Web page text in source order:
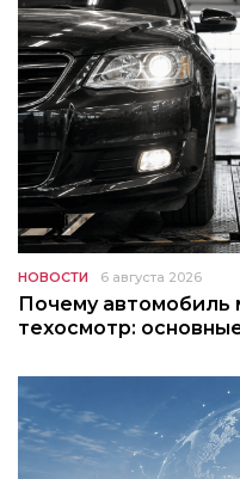
НОВОСТИ 6 августа 2026
Почему автомобиль
техосмотр: